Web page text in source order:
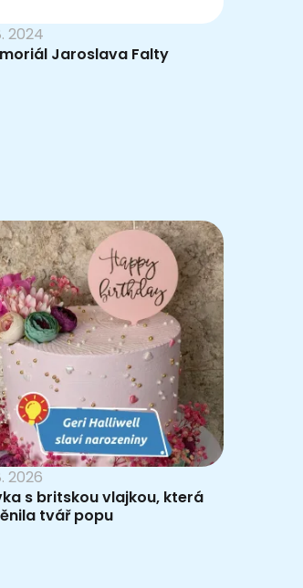
2024
Jaroslava Falty
2026
s britskou vlajkou, která
tvář popu